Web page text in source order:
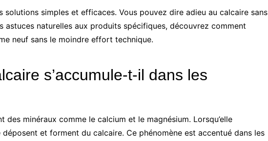
solutions simples et efficaces. Vous pouvez dire adieu au calcaire sans
astuces naturelles aux produits spécifiques, découvrez comment
neuf sans le moindre effort technique.
s’accumule-t-il dans les
des minéraux comme le calcium et le magnésium. Lorsqu’elle
déposent et forment du calcaire. Ce phénomène est accentué dans les